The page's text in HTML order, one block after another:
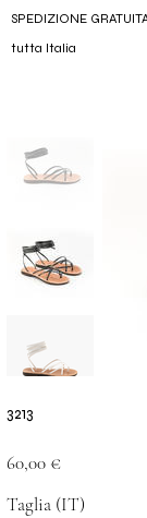
SPEDIZIONE
tutta Italia
3213
Prezzo
60,00 €
Taglia (IT)